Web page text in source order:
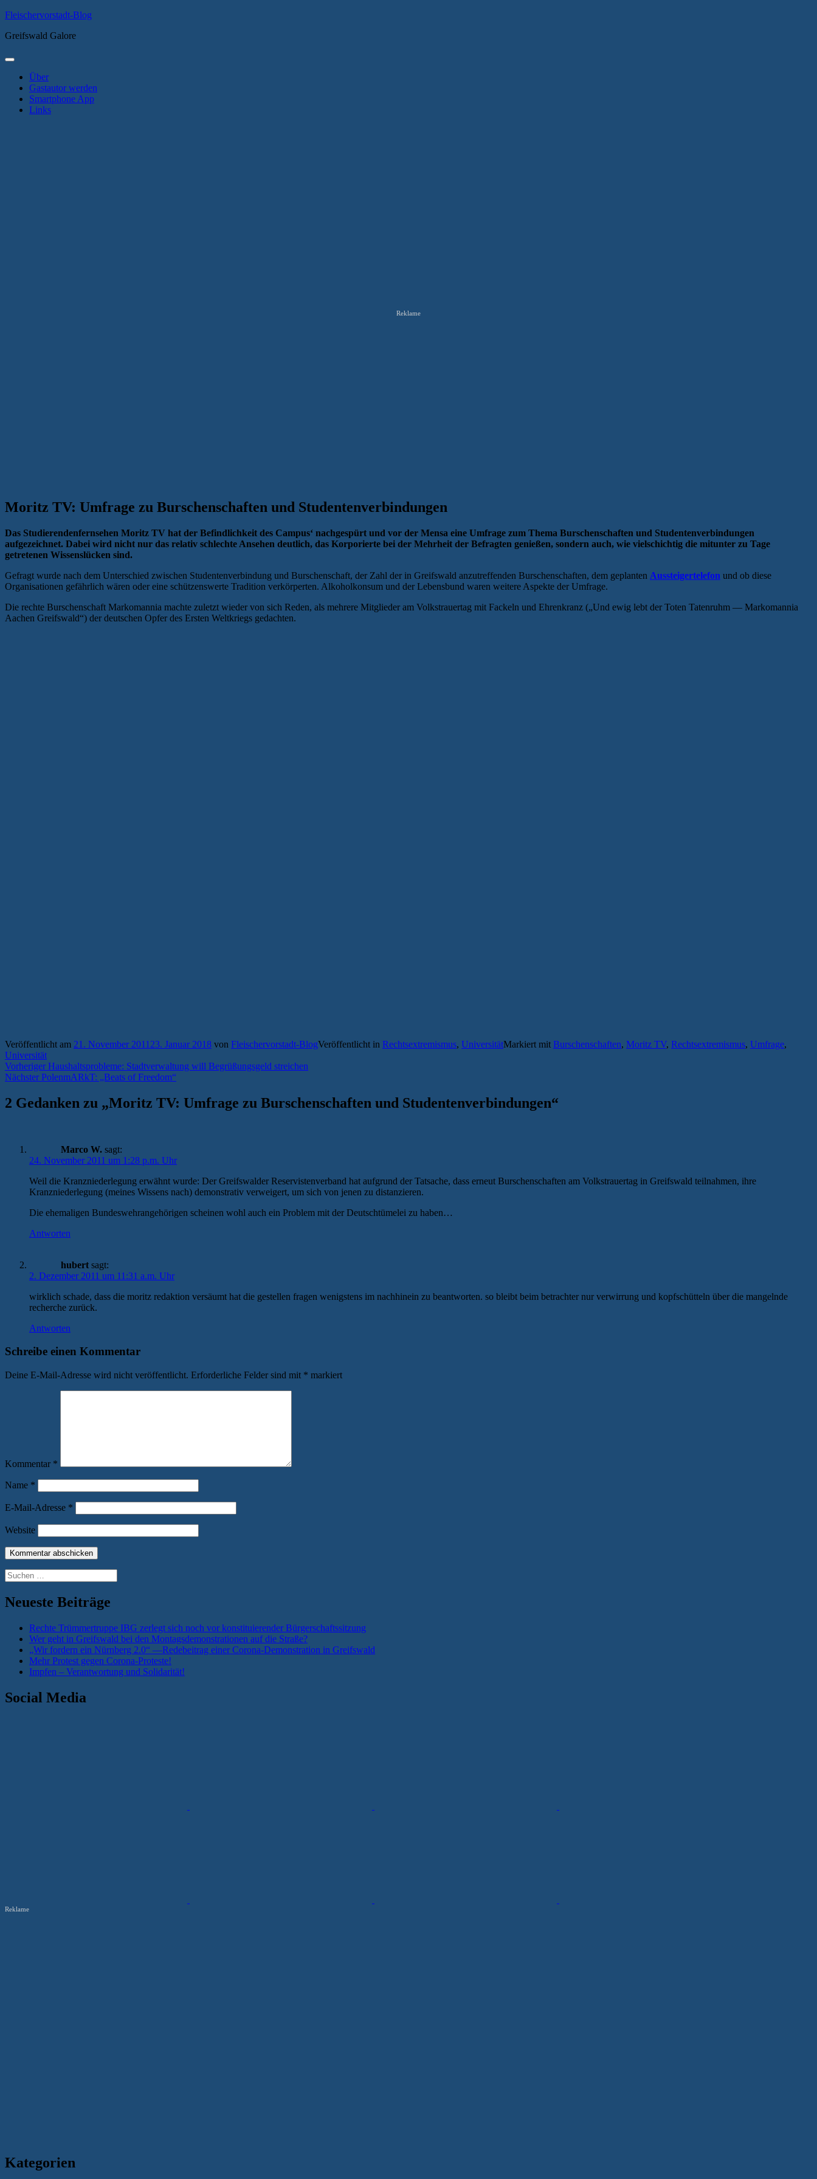
Zum
springen
Fleischervorstadt-Blog
Greifswald Galore
Primäres
Über
Gastautor werden
Smartphone App
Links
Reklame
Moritz TV: Umfrage zu Burschenschaften und Studentenverbindungen
Das Studierendenfernsehen Moritz TV hat der Befindlichkeit des Campus‘ nachgespürt und vor der Mensa eine Umfrage zum Thema Burschenschaften und Studentenverbindungen
aufgezeichnet. Dabei wird nicht nur das relativ schlechte Ansehen deutlich, das Korporierte bei der Mehrheit der Befragten genießen, sondern auch, wie vielschichtig die mitunter zu Tage
getretenen Wissenslücken sind.
Gefragt wurde nach dem Unterschied zwischen Studentenverbindung und Burschenschaft, der Zahl der in Greifswald anzutreffenden Burschenschaften, dem geplanten Aussteigertelefon und ob diese
Organisationen gefährlich wären oder eine schützenswerte Tradition verkörperten. Alkoholkonsum und der Lebensbund waren weitere Aspekte der Umfrage.
Die rechte Burschenschaft Markomannia machte zuletzt wieder von sich Reden, als mehrere Mitglieder am Volkstrauertag mit Fackeln und Ehrenkranz („Und ewig lebt der Toten Tatenruhm — Markomannia
Aachen Greifswald“) der deutschen Opfer des Ersten Weltkriegs gedachten.
Veröffentlicht am 21. November 2011 23. Januar 2018 von Fleischervorstadt-BlogVeröffentlicht in Rechtsextremismus, UniversitätMarkiert mit Burschenschaften, Moritz TV, Rechtsextremismus, Umfrage,
Universität
Beitragsnavigation
Vorheriger Vorheriger
Beitrag:
Haushaltsprobleme: Stadtverwaltung will Begrüßungsgeld streichen
Nächster Nächster
PolenmARkT: „Beats of Freedom“
2 Gedanken zu „Moritz TV: Umfrage zu Burschenschaften und Studentenverbindungen“
Marco W. sagt:
24. November 2011 um 1:28 p.m. Uhr
Weil die Kranzniederlegung erwähnt wurde: Der Greifswalder Reservistenverband hat aufgrund der Tatsache, dass erneut Burschenschaften am Volkstrauertag in Greifswald teilnahmen, ihre
Kranzniederlegung (meines Wissens nach) demonstrativ verweigert, um sich von jenen zu distanzieren.
Die ehemaligen Bundeswehrangehörigen scheinen wohl auch ein Problem mit der Deutschtümelei zu haben…
Antworten
hubert sagt:
2. Dezember 2011 um 11:31 a.m. Uhr
wirklich schade, dass die moritz redaktion versäumt hat die gestellen fragen wenigstens im nachhinein zu beantworten. so bleibt beim betrachter nur verwirrung und kopfschütteln über die mangelnde
recherche zurück.
Antworten
Schreibe einen Kommentar
Deine E-Mail-Adresse wird nicht veröffentlicht. Erforderliche Felder sind mit * markiert
Kommentar *
Name *
E-Mail-Adresse *
Website
Suchen
nach:
Neueste Beiträge
Rechte Trümmertruppe IBG zerlegt sich noch vor konstituierender Bürgerschaftssitzung
Wer geht in Greifswald bei den Montagsdemonstrationen auf die Straße?
„Wir fordern ein Nürnberg 2.0“ —Redebeitrag einer Corona-Demonstration in Greifswald
Mehr Protest gegen Corona-Proteste!
Impfen – Verantwortung und Solidarität!
Social Media
Reklame
Kategorien